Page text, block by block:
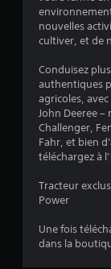
nouvelles
cultiver, et de
Conduisez
authentiques
agricoles,
John Deeree –
Challenger,
Fahr, et bien
téléchargez à
Tracteur
Power
Une fois
dans la